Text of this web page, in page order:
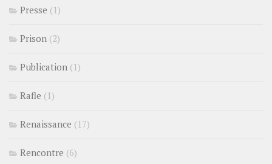
Presse (1)
Prison (2)
Publication (1)
Rafle (1)
Renaissance (17)
Rencontre (6)